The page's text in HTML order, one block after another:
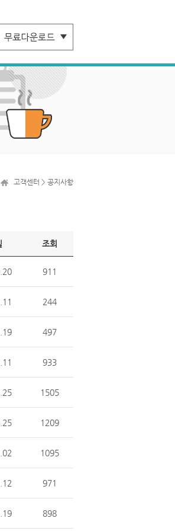
고객센터 > 공지사항
조회
911
244
497
933
1505
1209
1095
971
898